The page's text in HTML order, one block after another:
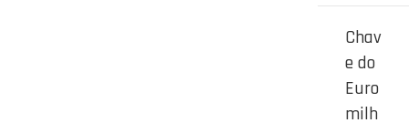
Chav
e do
Euro
milh